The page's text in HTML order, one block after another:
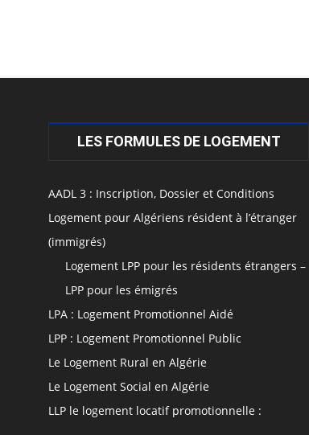
LES FORMULES DE LOGEMENT
AADL 3 : Inscription, Dossier et Conditions
Logement pour Algériens résident à l’étranger
(immigrés)
Logement LPP pour les résidents étrangers –
LPP pour les émigrés
LPA : Logement Promotionnel Aidé
LPP : Logement Promotionnel Public
Le Logement Rural en Algérie
Le Logement Social en Algérie
LLP le logement locatif promotionnelle :